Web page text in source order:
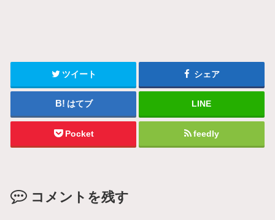
ツイート シェア
はてブ LINE
Pocket feedly
コメントを残す